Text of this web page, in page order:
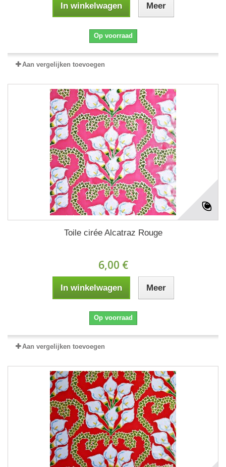
In winkelwagen Meer
Op voorraad
Aan vergelijken toevoegen
Toile cirée Alcatraz Rouge
6,00 €
In winkelwagen Meer
Op voorraad
Aan vergelijken toevoegen